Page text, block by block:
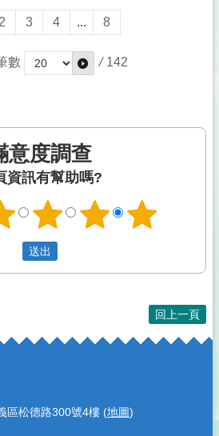
2 3 4 ... 8
數 / 142
意度調查
資訊有幫助嗎?
回上一頁
區松德路300號4樓 (地圖)